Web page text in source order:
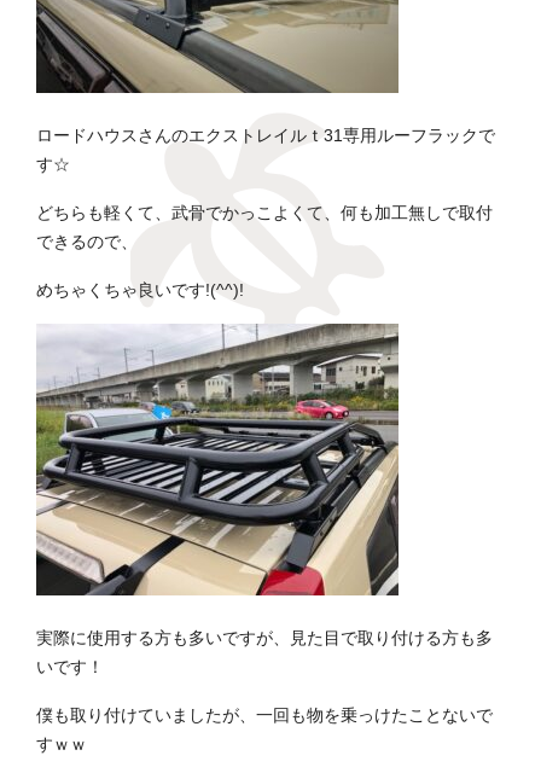
ロードハウスさんのエクストレイルｔ31専用ルーフラックで
す☆
どちらも軽くて、武骨でかっこよくて、何も加工無しで取付
できるので、
めちゃくちゃ良いです!(^^)!
実際に使用する方も多いですが、見た目で取り付ける方も多
いです！
僕も取り付けていましたが、一回も物を乗っけたことないで
すｗｗ